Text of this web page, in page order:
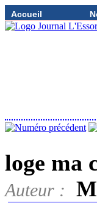
Accueil
loge ma
Auteur :